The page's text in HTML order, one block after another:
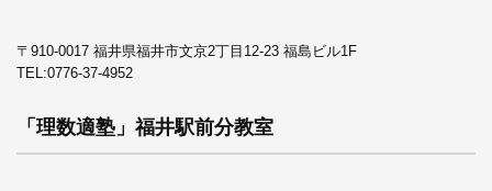
〒910-0017 福井県福井市文京2丁目12-23 福島ビル1F
TEL:0776-37-4952
「理数適塾」福井駅前分教室